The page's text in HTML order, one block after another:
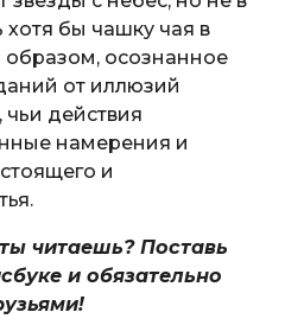
хотя бы чашку чая в
осознанное
от иллюзий
чьи действия
намерения и
и
читаешь? Поставь
и обязательно